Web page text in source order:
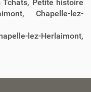
Tchats, Petite histoire
Chapelle-lez-
lez-Herlaimont,